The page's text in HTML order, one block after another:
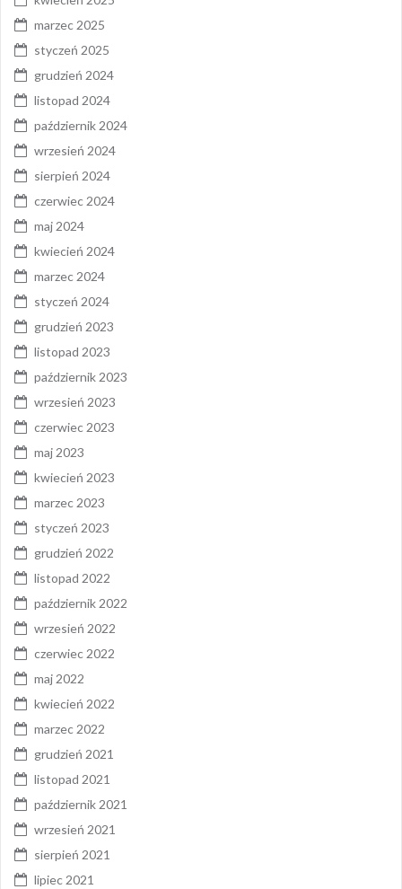
marzec 2025
styczeń 2025
grudzień 2024
listopad 2024
październik 2024
wrzesień 2024
sierpień 2024
czerwiec 2024
maj 2024
kwiecień 2024
marzec 2024
styczeń 2024
grudzień 2023
listopad 2023
październik 2023
wrzesień 2023
czerwiec 2023
maj 2023
kwiecień 2023
marzec 2023
styczeń 2023
grudzień 2022
listopad 2022
październik 2022
wrzesień 2022
czerwiec 2022
maj 2022
kwiecień 2022
marzec 2022
grudzień 2021
listopad 2021
październik 2021
wrzesień 2021
sierpień 2021
lipiec 2021